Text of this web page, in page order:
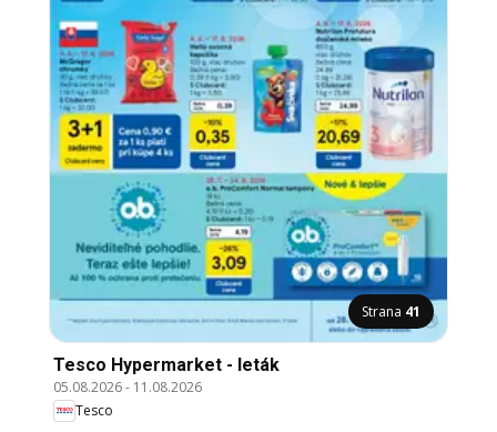
Strana 41
Tesco Hypermarket - leták
05.08.2026- 11.08.2026
Tesco